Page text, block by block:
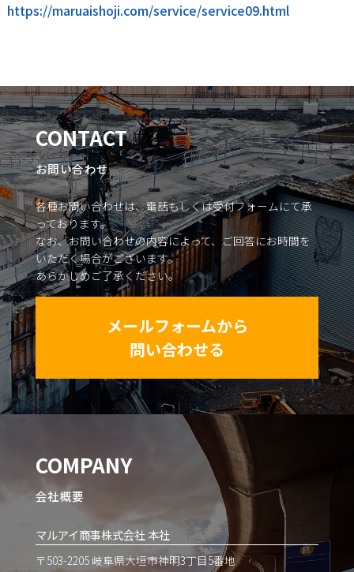
https://maruaishoji.com/service/service09.html
COMPANY
会社概要
マルアイ商事株式会社 本社
〒503-2205 岐阜県大垣市神明3丁目5番地
CONTACT
お問い合わせ
各種お問い合わせは、電話もしくは受付フォームにて承
っております。
なお、お問い合わせの内容によって、ご回答にお時間を
いただく場合がございます。
あらかじめご了承ください。
メールフォームから
問い合わせる